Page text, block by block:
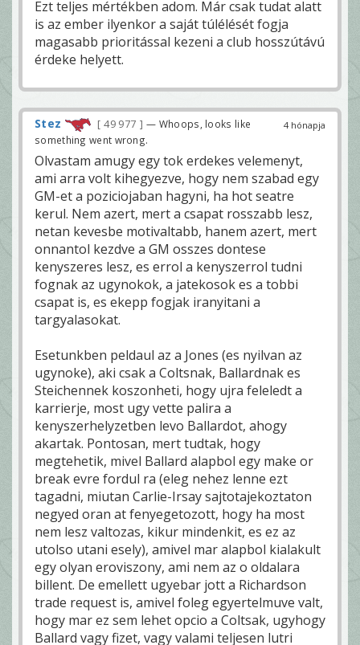
Ezt teljes mértékben adom. Már csak tudat alatt
is az ember ilyenkor a saját túlélését fogja
magasabb prioritással kezeni a club hosszútávú
érdeke helyett.
4 hónapja
Stez 49 977
— Whoops, looks like
something went wrong.
Olvastam amugy egy tok erdekes velemenyt,
ami arra volt kihegyezve, hogy nem szabad egy
GM-et a poziciojaban hagyni, ha hot seatre
kerul. Nem azert, mert a csapat rosszabb lesz,
netan kevesbe motivaltabb, hanem azert, mert
onnantol kezdve a GM osszes dontese
kenyszeres lesz, es errol a kenyszerrol tudni
fognak az ugynokok, a jatekosok es a tobbi
csapat is, es ekepp fogjak iranyitani a
targyalasokat.
Esetunkben peldaul az a Jones (es nyilvan az
ugynoke), aki csak a Coltsnak, Ballardnak es
Steichennek koszonheti, hogy ujra feleledt a
karrierje, most ugy vette palira a
kenyszerhelyzetben levo Ballardot, ahogy
akartak. Pontosan, mert tudtak, hogy
megtehetik, mivel Ballard alapbol egy make or
break evre fordul ra (eleg nehez lenne ezt
tagadni, miutan Carlie-Irsay sajtotajekoztaton
negyed oran at fenyegetozott, hogy ha most
nem lesz valtozas, kikur mindenkit, es ez az
utolso utani esely), amivel mar alapbol kialakult
egy olyan eroviszony, ami nem az o oldalara
billent. De emellett ugyebar jott a Richardson
trade request is, amivel foleg egyertelmuve valt,
hogy mar ez sem lehet opcio a Coltsak, ugyhogy
Ballard vagy fizet, vagy valami teljesen lutri